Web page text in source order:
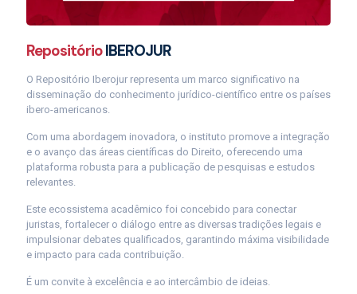
RepositórioIBEROJUR
O Repositório Iberojur representa um marco significativo na
disseminação do conhecimento jurídico-científico entre os países
ibero-americanos.
Com uma abordagem inovadora, o instituto promove a integração
e o avanço das áreas científicas do Direito, oferecendo uma
plataforma robusta para a publicação de pesquisas e estudos
relevantes.
Este ecossistema acadêmico foi concebido para conectar
juristas, fortalecer o diálogo entre as diversas tradições legais e
impulsionar debates qualificados, garantindo máxima visibilidade
e impacto para cada contribuição.
É um convite à excelência e ao intercâmbio de ideias.